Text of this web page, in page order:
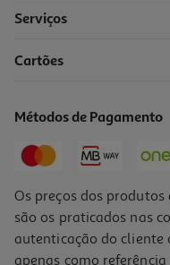
Serviços
Cartões
Métodos de Pagamento
Os preços dos
são os praticados nas
autenticação do cliente
apenas como